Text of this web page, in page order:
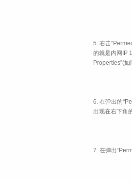
5. 右击
的就是内网IP
Properties”(如
6. 在弹出的
出现在右下角
7. 在弹出